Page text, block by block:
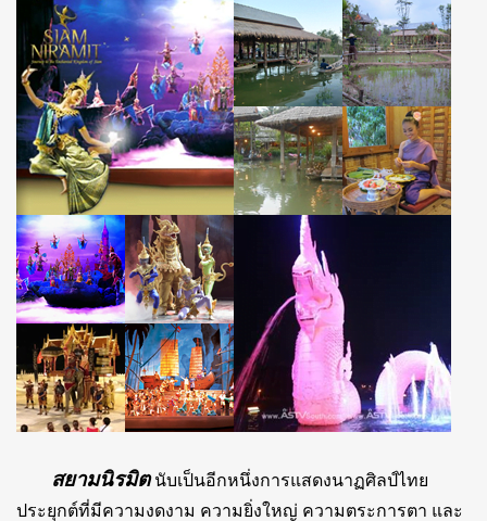
สยามนิรมิตนับเป็นอีกหนึ่งการแสดงนาฏศิลป์ไทย
ประยุกต์ที่มีความงดงาม ความยิ่งใหญ่ ความตระการตา และ